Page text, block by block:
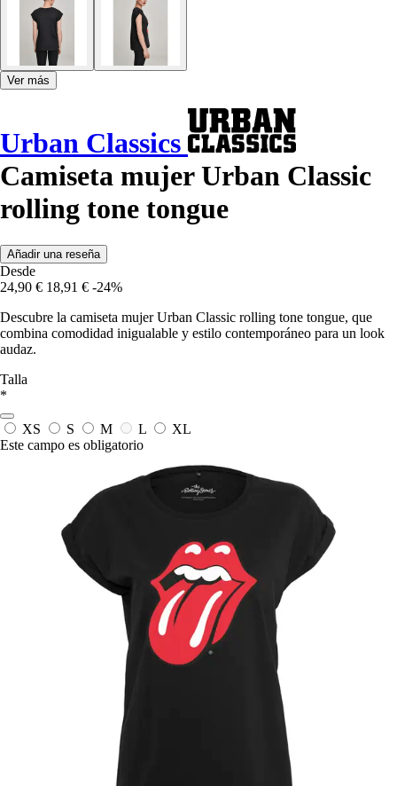
Ver más
Urban Classics
Camiseta mujer Urban Classic
rolling tone tongue
Añadir una reseña
Desde
24,90 € 18,91 € -24%
Descubre la camiseta mujer Urban Classic rolling tone tongue, que
combina comodidad inigualable y estilo contemporáneo para un look
audaz.
Talla
*
XS S M L
XL
Este campo es obligatorio